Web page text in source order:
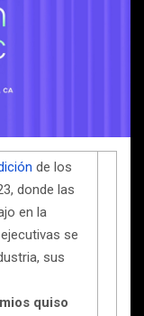
de los
donde las
en la
se
sus
quiso